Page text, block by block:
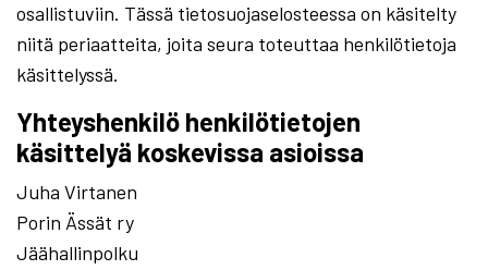
osallistuviin. Tässä tietosuojaselosteessa on käsitelty
niitä periaatteita, joita seura toteuttaa henkilötietoja
käsittelyssä.
Yhteyshenkilö henkilötietojen
käsittelyä koskevissa asioissa
Juha Virtanen
Porin Ässät ry
Jäähallinpolku